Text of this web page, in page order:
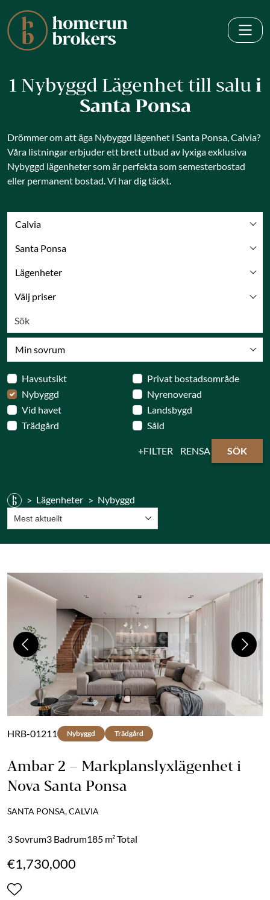
1 Nybyggd Lägenhet till salu i
Santa Ponsa
Drömmer om att äga Nybyggd lägenhet i Santa Ponsa, Calvia?
Våra listningar erbjuder ett brett utbud av lyxiga exklusiva
Nybyggd lägenheter som är perfekta som semesterbostad
eller permanent bostad. Vi har dig täckt.
Calvia
Santa Ponsa
Lägenheter
Välj priser
Min sovrum
Havsutsikt
Privat bostadsområde
Nybyggd
Nyrenoverad
Vid havet
Landsbygd
Trädgård
Såld
FILTER RENSA SÖK
Lägenheter Nybyggd
Mest aktuellt
Previous Next
HRB-01211 Nybyggd Trädgård
Ambar 2 – Markplanslyxlägenhet i
Nova Santa Ponsa
SANTA PONSA, CALVIA
3 Sovrum3 Badrum185 m² Total
€1,730,000